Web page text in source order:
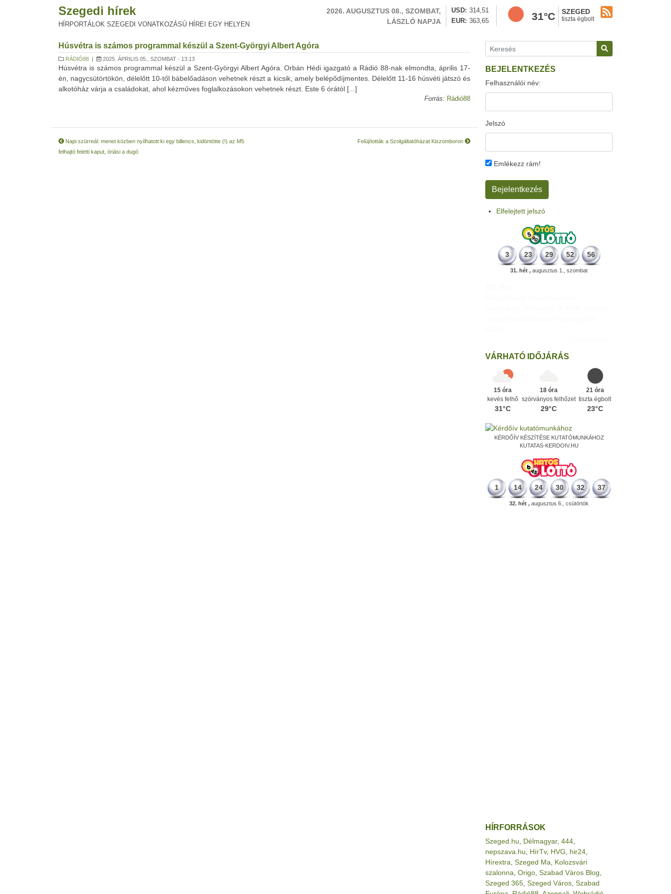
Szegedi hírek
HÍRPORTÁLOK SZEGEDI VONATKOZÁSÚ HÍREI EGY HELYEN
2026. AUGUSZTUS 08., SZOMBAT,
LÁSZLÓ NAPJA
USD
314,51
EUR
363,65 31°C SZEGED
tiszta égbolt
Húsvétra is számos programmal készül a Szent-Györgyi Albert Agóra
RÁDIÓ88 | 2025. ÁPRILIS 05., SZOMBAT - 13:13
Húsvétra is számos programmal készül a Szent-Györgyi Albert Agóra. Orbán Hédi igazgató a Rádió 88-nak elmondta, április 17-
én, nagycsütörtökön, délelőtt 10-től bábelőadáson vehetnek részt a kicsik, amely belépődíjmentes. Délelőtt 11-16 húsvéti játszó és
alkotóház várja a családokat, ahol kézműves foglalkozásokon vehetnek részt. Este 6 órától [...]
Forrás: Rádió88
Napi szürreál: menet közben nyílhatott ki egy billencs, kidöntötte (!) az M5
felhajtó feletti kaput, óriási a dugó
Felújították a Szolgáltatóházat Kiszomboron
BEJELENTKEZÉS
Felhasználói név:
Jelszó
Emlékezz rám!
Elfelejtett jelszó
3 23 29 52 56
31. hét , augusztus 1., szombat
VÁRHATÓ IDŐJÁRÁS
15 óra
kevés felhő
31°C
18 óra
szórványos felhőzet
29°C
21 óra
tiszta égbolt
23°C
KÉRDŐÍV KÉSZÍTÉSE KUTATÓMUNKÁHOZ
KUTATAS-KERDOIV.HU
1 14 24 30 32 37
32. hét , augusztus 6., csütörtök
HÍRFORRÁSOK
Szeged.hu Délmagyar, 444
nepszava.hu
HírTv, HVG hir24
Hírextra Szeged Ma
Kolozsvári
szalonna Origo Szabad Város Blog
Szeged 365 Szeged Város Szabad